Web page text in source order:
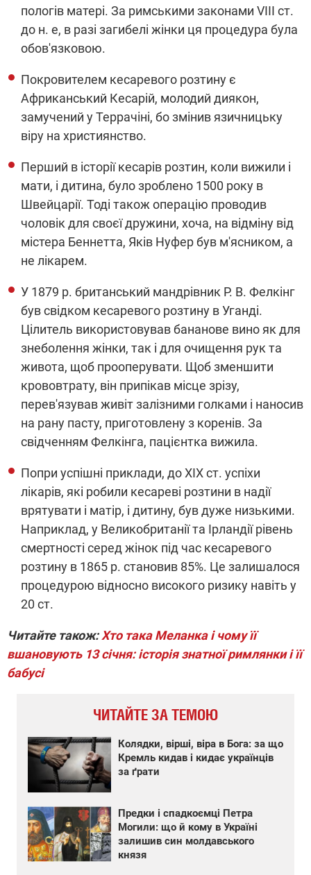
пологів матері. За римськими законами VIII ст.
до н. е, в разі загибелі жінки ця процедура була
обов'язковою.
Покровителем кесаревого розтину є
Африканський Кесарій, молодий диякон,
замучений у Террачіні, бо змінив язичницьку
віру на християнство.
Перший в історії кесарів розтин, коли вижили і
мати, і дитина, було зроблено 1500 року в
Швейцарії. Тоді також операцію проводив
чоловік для своєї дружини, хоча, на відміну від
містера Беннетта, Яків Нуфер був м'ясником, а
не лікарем.
У 1879 р. британський мандрівник Р. В. Фелкінг
був свідком кесаревого розтину в Уганді.
Цілитель використовував бананове вино як для
знеболення жінки, так і для очищення рук та
живота, щоб прооперувати. Щоб зменшити
крововтрату, він припікав місце зрізу,
перев'язував живіт залізними голками і наносив
на рану пасту, приготовлену з коренів. За
свідченням Фелкінга, пацієнтка вижила.
Попри успішні приклади, до ХІХ ст. успіхи
лікарів, які робили кесареві розтини в надії
врятувати і матір, і дитину, був дуже низькими.
Наприклад, у Великобританії та Ірландії рівень
смертності серед жінок під час кесаревого
розтину в 1865 р. становив 85%. Це залишалося
процедурою відносно високого ризику навіть у
20 ст.
Читайте також:Хто така Меланка і чому її
вшановують 13 січня: історія знатної римлянки і її
бабусі
ЧИТАЙТЕ ЗА ТЕМОЮ
Колядки, вірші, віра в Бога: за що
Кремль кидав і кидає українців
за ґрати
Предки і спадкоємці Петра
Могили: що й кому в Україні
залишив син молдавського
князя